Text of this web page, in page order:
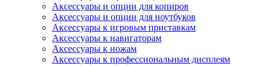
Аксессуары и опции для копиров
Аксессуары и опции для ноутбуков
Аксессуары к игровым приставкам
Аксессуары к навигаторам
Аксессуары к ножам
Аксессуары к профессиональным дисплеям